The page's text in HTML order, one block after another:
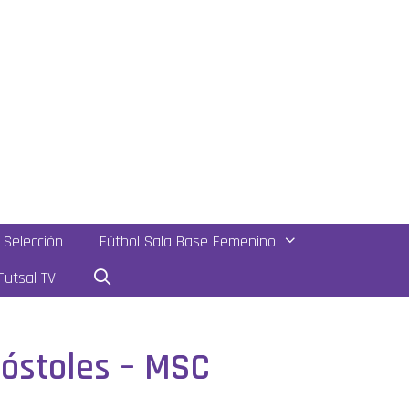
Selección
Fútbol Sala Base Femenino
TV
– MSC